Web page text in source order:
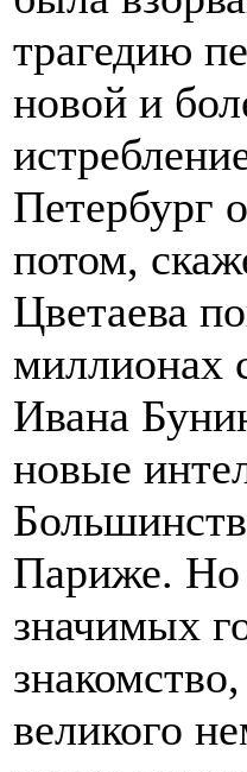
трагедию
новой и
Петербург
потом,
Цветаева
миллионах
Ивана
новые
Париже. Но
значимых
великого